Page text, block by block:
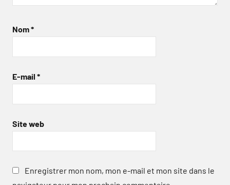
Nom*
E-mail *
Site web
Enregistrer mon nom, mon e-mail et mon site dans le